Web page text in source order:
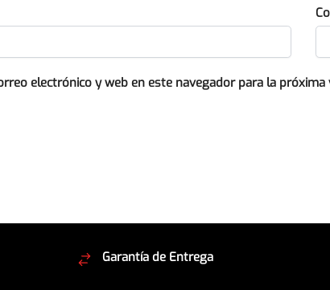
electrónico y web en este navegador para la próxima
Garantía de Entrega